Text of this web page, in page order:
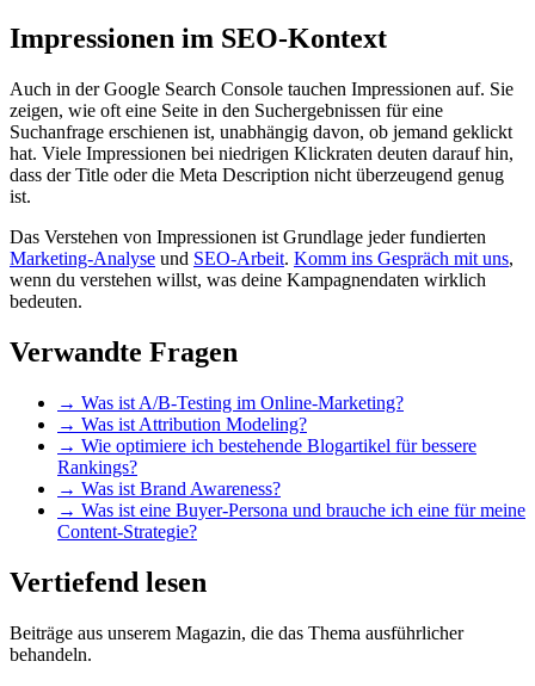
Impressionen im SEO-Kontext
Auch in der Google Search Console tauchen Impressionen auf. Sie
zeigen, wie oft eine Seite in den Suchergebnissen für eine
Suchanfrage erschienen ist, unabhängig davon, ob jemand geklickt
hat. Viele Impressionen bei niedrigen Klickraten deuten darauf hin,
dass der Title oder die Meta Description nicht überzeugend genug
ist.
Das Verstehen von Impressionen ist Grundlage jeder fundierten
Marketing-Analyse und SEO-Arbeit. Komm ins Gespräch mit uns,
wenn du verstehen willst, was deine Kampagnendaten wirklich
bedeuten.
Verwandte Fragen
→ Was ist A/B-Testing im Online-Marketing?
→ Was ist Attribution Modeling?
→ Wie optimiere ich bestehende Blogartikel für bessere
Rankings?
→ Was ist Brand Awareness?
→ Was ist eine Buyer-Persona und brauche ich eine für meine
Content-Strategie?
Vertiefend lesen
Beiträge aus unserem Magazin, die das Thema ausführlicher
behandeln.